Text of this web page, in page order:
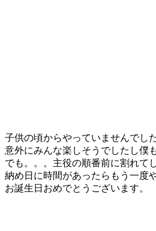
子供の頃からやっていませんでし
意外にみんな楽しそうでしたし僕
でも。。。主役の順番前に割れて
納め日に時間があったらもう一度
お誕生日おめでとうございます。